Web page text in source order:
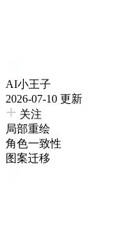
AI小王子
2026-07-10 更新
关注
局部重绘
角色一致性
图案迁移